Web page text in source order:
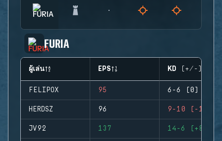
FURIA
ผู้เล่น EPS KD (+/-)
FELIPOX 95 6-6 (0)
HERDSZ 96 9-10 (-1)
JV92 137 14-6 (+8)